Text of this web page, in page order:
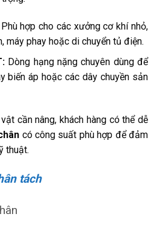
hợp cho các xưởng cơ khí nhỏ,
máy phay hoặc di chuyển tủ điện.
Dòng hạng nặng chuyên dùng để
biến áp hoặc các dây chuyền sản
cần nâng, khách hàng có thể dễ
có công suất phù hợp để đảm
thuật.
tách